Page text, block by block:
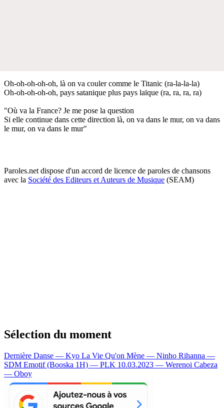
Oh-oh-oh-oh-oh, là on va couler comme le Titanic (ra-la-la-la)
Oh-oh-oh-oh-oh, pays satanique plus pays laïque (ra, ra, ra, ra)
"Où va la France? Je me pose la question
Si elle continue dans cette direction là, on va dans le mur, on va dans
le mur, on va dans le mur"
Paroles.net dispose d'un accord de licence de paroles de chansons
avec la Société des Editeurs et Auteurs de Musique (SEAM)
Sélection du moment
Dernière Danse — Kyo La Vie Qu'on Mène — Ninho Rihanna —
SDM Emotif (Booska 1H) — PLK 10.03.2023 — Werenoi Cabeza
— Oboy